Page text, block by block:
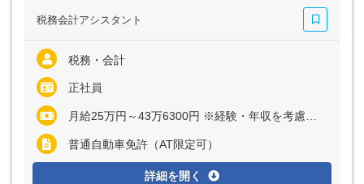
税務会計アシスタント
税務・会計
正社員
月給25万円～43万6300円 ※経験・年収を考慮します
普通自動車免許（AT限定可）
詳細を開く